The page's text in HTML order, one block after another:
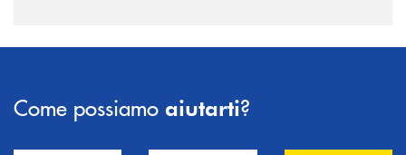
Come possiamo aiutarti?